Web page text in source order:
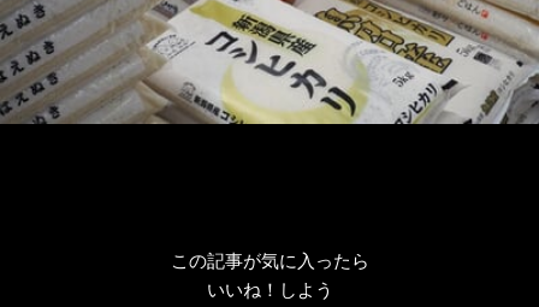
この記事が気に入ったら
いいね！しよう